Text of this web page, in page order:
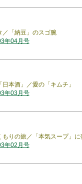
／「納豆」のスゴ腕
年04月号
本酒」／愛の「キムチ」
年03月号
もりの旅／「本気スープ」に
年02月号